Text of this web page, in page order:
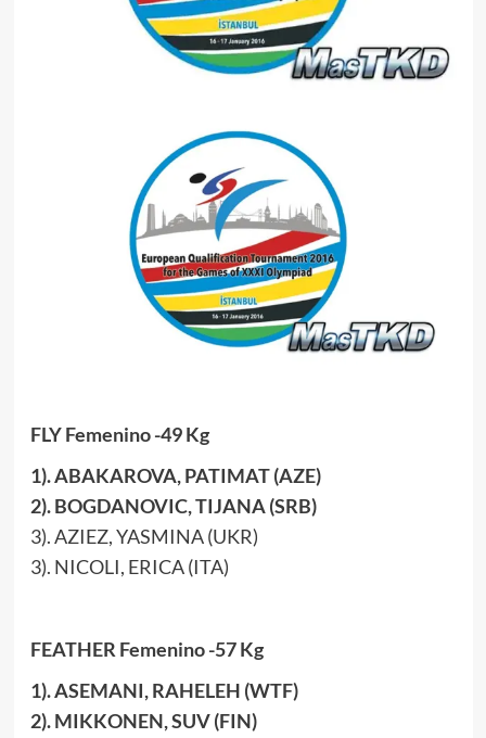
FLY Femenino -49 Kg
1). ABAKAROVA, PATIMAT (AZE)
2). BOGDANOVIC, TIJANA (SRB)
3). AZIEZ, YASMINA (UKR)
3). NICOLI, ERICA (ITA)
FEATHER Femenino -57 Kg
1). ASEMANI, RAHELEH (WTF)
2). MIKKONEN, SUV (FIN)